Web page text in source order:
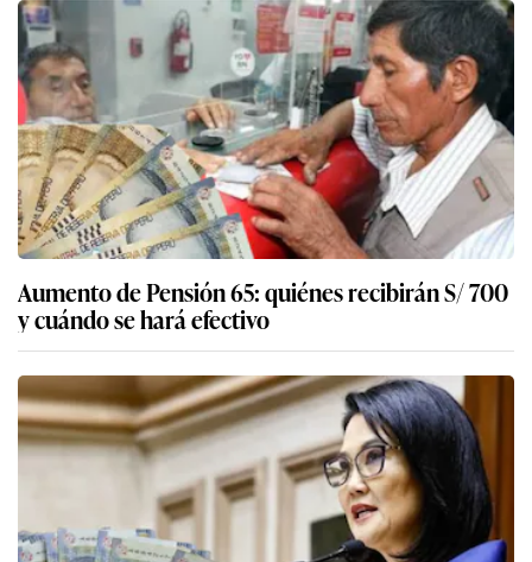
Aumento de Pensión 65: quiénes recibirán S/ 700
y cuándo se hará efectivo